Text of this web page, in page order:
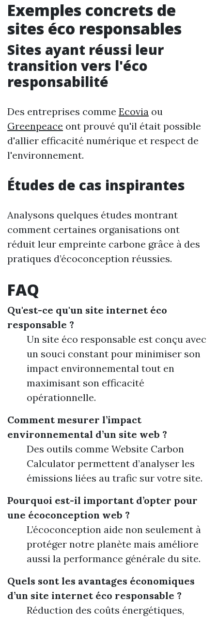
Exemples concrets de
sites éco responsables
Sites ayant réussi leur
transition vers l'éco
responsabilité
Des entreprises comme Ecovia ou
Greenpeace ont prouvé qu'il était possible
d'allier efficacité numérique et respect de
l'environnement.
Études de cas inspirantes
Analysons quelques études montrant
comment certaines organisations ont
réduit leur empreinte carbone grâce à des
pratiques d’écoconception réussies.
FAQ
Qu'est-ce qu'un site internet éco
responsable ?
Un site éco responsable est conçu avec
un souci constant pour minimiser son
impact environnemental tout en
maximisant son efficacité
opérationnelle.
Comment mesurer l’impact
environnemental d’un site web ?
Des outils comme Website Carbon
Calculator permettent d’analyser les
émissions liées au trafic sur votre site.
Pourquoi est-il important d’opter pour
une écoconception web ?
L’écoconception aide non seulement à
protéger notre planète mais améliore
aussi la performance générale du site.
Quels sont les avantages économiques
d’un site internet éco responsable ?
Réduction des coûts énergétiques,